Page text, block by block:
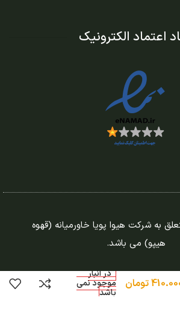
اعتماد الکترونیک
به شرکت هیوا پویا خاورمیانه (قهوه
هیپو) می باشد.
تومان
در انبار
موجود نمی
باشد